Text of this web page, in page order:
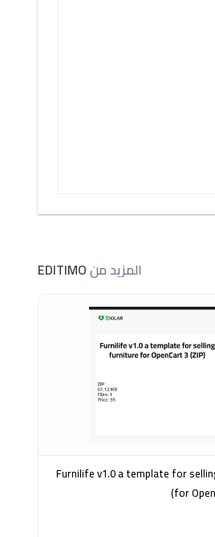
المزيد منEDITIMO
Furnilife v1.0 a template for selling furniture
for